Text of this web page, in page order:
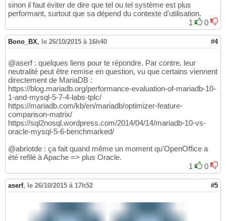
sinon il faut éviter de dire que tel ou tel système est plus
performant, surtout que sa dépend du contexte d'utilisation.
1
0
Bono_BX, le 26/10/2015 à 16h40 #4
@aserf : quelques liens pour te répondre. Par contre, leur
neutralité peut être remise en question, vu que certains viennent
directement de MariaDB :
https://blog.mariadb.org/performance-evaluation-of-mariadb-10-
1-and-mysql-5-7-4-labs-tplc/
https://mariadb.com/kb/en/mariadb/optimizer-feature-
comparison-matrix/
https://sql2nosql.wordpress.com/2014/04/14/mariadb-10-vs-
oracle-mysql-5-6-benchmarked/
@abriotde : ça fait quand même un moment qu'OpenOffice a
été refilé à Apache => plus Oracle.
1
0
aserf, le 26/10/2015 à 17h52 #5